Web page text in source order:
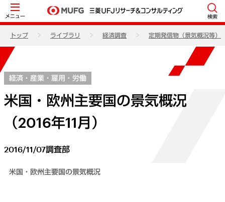
メニュー 検索
トップ ライブラリ 経済調査 定期発信物（景気概況等）
経済・産業・雇用・労働
米国・欧州主要国の景気概況
（2016年11月）
2016/11/07調査部
米国・欧州主要国の景気概況